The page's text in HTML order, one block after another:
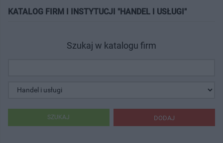
KATALOG FIRM I INSTYTUCJI "HANDEL I USŁUGI"
Szukaj w katalogu firm
DODAJ
SZUKAJ